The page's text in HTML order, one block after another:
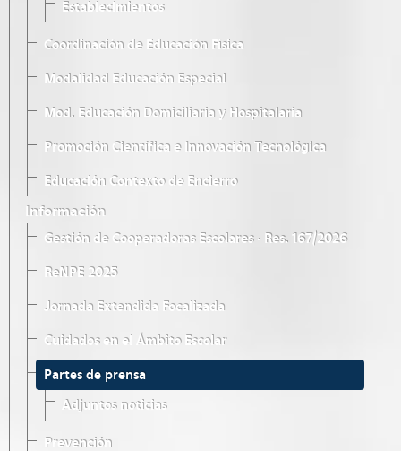
Establecimientos
Coordinación de Educación Física
Modalidad Educación Especial
Mod. Educación Domiciliaria y Hospitalaria
Promoción Científica e Innovación Tecnológica
Educación Contexto de Encierro
Información
Gestión de Cooperadoras Escolares · Res. 167/2026
ReNPE 2025
Jornada Extendida Focalizada
Cuidados en el Ámbito Escolar
Partes de prensa
Adjuntos noticias
Prevención